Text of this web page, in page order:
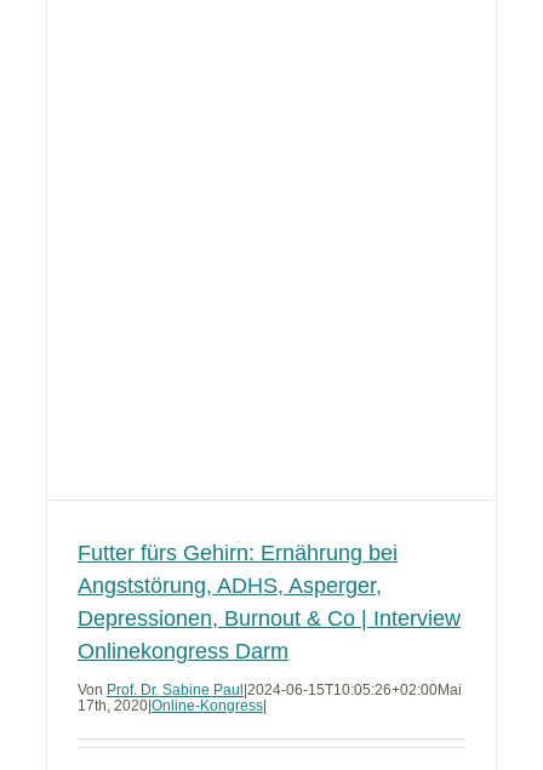
Futter fürs Gehirn: Ernährung bei
Angststörung, ADHS, Asperger,
Depressionen, Burnout & Co | Interview
Onlinekongress Darm
Von Prof. Dr. Sabine Paul 2024-06-15T10:05:26+02:00Mai
17th, 2020 Online-Kongress